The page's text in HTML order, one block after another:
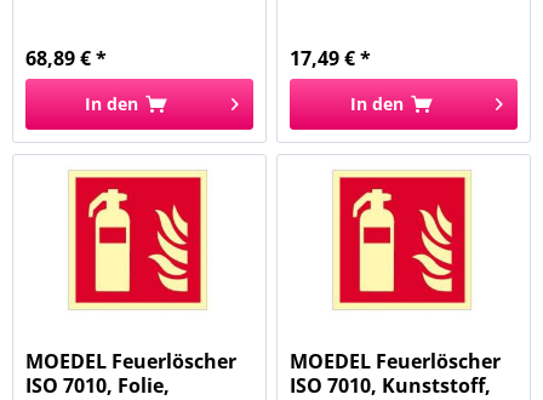
68,89 € *
In den
17,49 € *
In den
MOEDEL Feuerlöscher
ISO 7010, Folie,
MOEDEL Feuerlöscher
ISO 7010, Kunststoff,